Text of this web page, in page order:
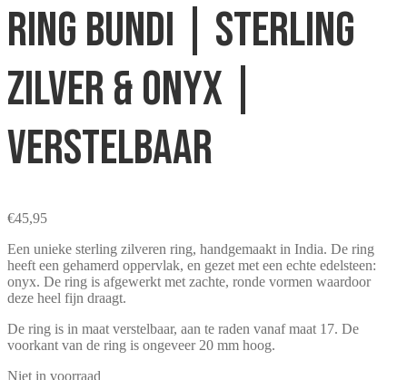
Ring Bundi | Sterling
zilver & onyx |
verstelbaar
€45,95
Een unieke sterling zilveren ring, handgemaakt in India. De ring
heeft een gehamerd oppervlak, en gezet met een echte edelsteen:
onyx. De ring is afgewerkt met zachte, ronde vormen waardoor
deze heel fijn draagt.
De ring is in maat verstelbaar, aan te raden vanaf maat 17. De
voorkant van de ring is ongeveer 20 mm hoog.
Niet in voorraad